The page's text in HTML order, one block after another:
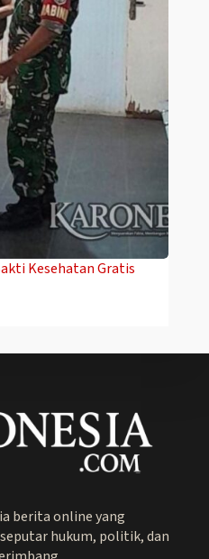
Kesehatan Gratis
berita online yang
hukum, politik, dan